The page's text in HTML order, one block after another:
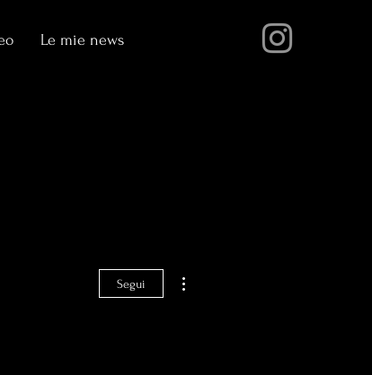
Le mie news
Segui